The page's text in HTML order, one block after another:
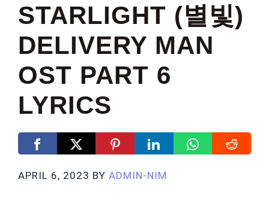
STARLIGHT (별빛)
DELIVERY MAN
OST PART 6
LYRICS
APRIL 6, 2023 BY ADMIN-NIM